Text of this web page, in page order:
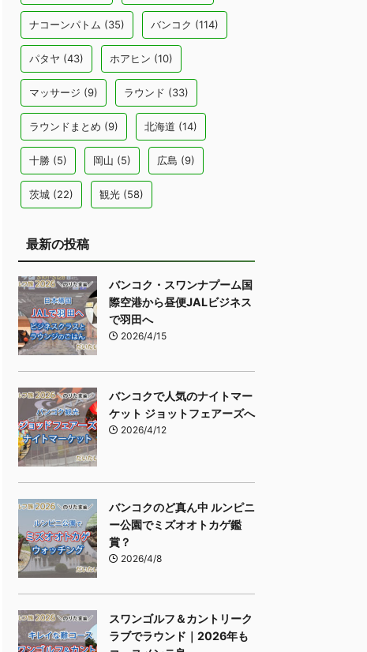
ナコーンパトム (35) バンコク (114)
パタヤ (43) ホアヒン (10)
マッサージ (9) ラウンド (33)
ラウンドまとめ (9) 北海道 (14)
十勝 (5) 岡山 (5) 広島 (9)
茨城 (22) 観光 (58)
最新の投稿
バンコク・スワンナプーム国
際空港から昼便JALビジネス
で羽田へ
2026/4/15
バンコクで人気のナイトマー
ケット ジョットフェアーズへ
2026/4/12
バンコクのど真ん中 ルンピニ
ー公園でミズオオトカゲ鑑
賞？
2026/4/8
スワンゴルフ＆カントリーク
ラブでラウンド｜2026年も